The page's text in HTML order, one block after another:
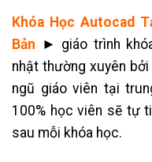
Khóa Học Autocad
Bản ► giáo trình
nhật thường xuyên
ngũ giáo viên tại
100% học viên sẽ tự
sau mỗi khóa học.